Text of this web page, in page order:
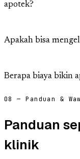
apotek?
Apakah bisa
Berapa biaya bikin
08 — Panduan &
Panduan
klinik